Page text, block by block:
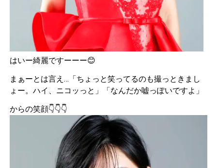
はいー綺麗ですーーー😊
まぁーとは言え…「ちょっと笑ってるのも撮っときまし
ょー。ハイ、ニコッっと」「なんだか嘘っぽいですよ」
からの笑顔👇👇👇